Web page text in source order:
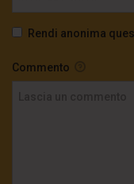
Rendi anonima
Commento